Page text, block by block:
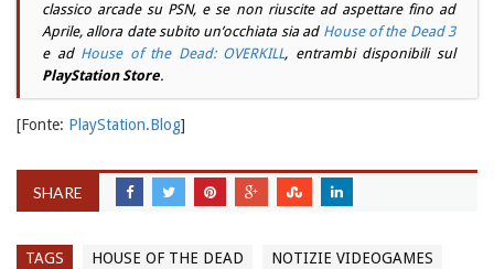
classico arcadesu PSN, e se non riuscite ad aspettare fino ad
Aprile, allora date subito un’occhiata sia ad House of the Dead 3
e ad House of the Dead: OVERKILL, entrambi disponibili sul
PlayStation Store.
[Fonte: PlayStation.Blog]
SHARE
TAGS HOUSE OF THE DEAD
NOTIZIE VIDEOGAMES